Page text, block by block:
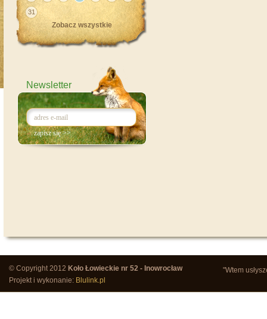
31
Zobacz wszystkie
Newsletter
"Wtem
© Copyright 2012 Koło Łowieckie nr 52 - Inowrocław
Projekt i wykonanie: Blulink.pl